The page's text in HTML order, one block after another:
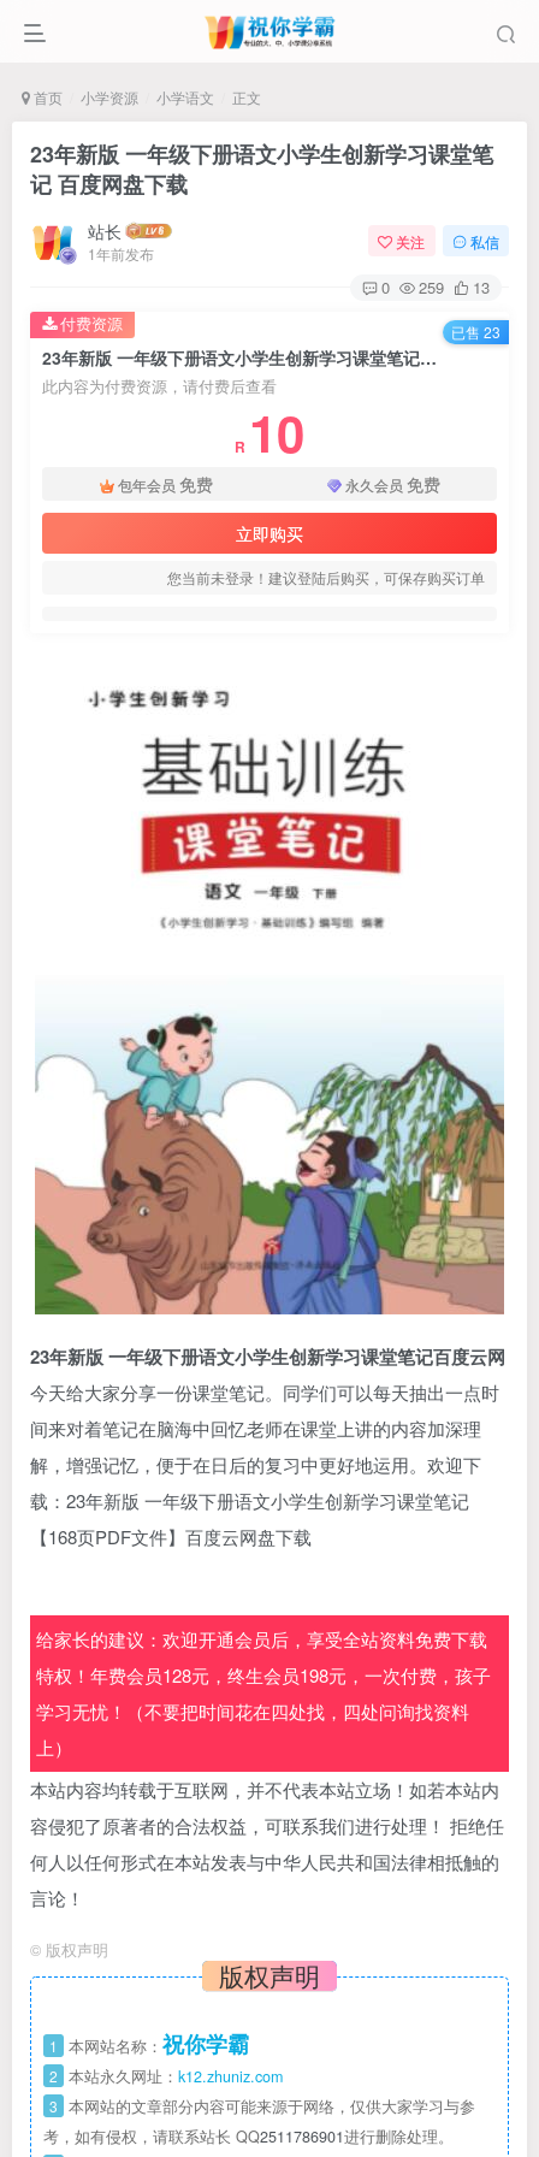
首页 小学资源 小学语文 正文
23年新版 一年级下册语文小学生创新学习课堂笔
记 百度网盘下载
站长
1年前发布
关注 私信
0 259 13
23年新版 一年级下册语文小学生创新学习课堂笔记 百度网盘下载
此内容为付费资源，请付费后查看
R 10
包年会员 免费 永久会员 免费
立即购买
您当前未登录！建议登陆后购买，可保存购买订单
付费资源 已售 23
23年新版 一年级下册语文小学生创新学习课堂笔记百度云网
今天给大家分享一份课堂笔记。同学们可以每天抽出一点时
间来对着笔记在脑海中回忆老师在课堂上讲的内容加深理
解，增强记忆，便于在日后的复习中更好地运用。欢迎下
载：23年新版 一年级下册语文小学生创新学习课堂笔记
【168页PDF文件】百度云网盘下载
给家长的建议：欢迎开通会员后，享受全站资料免费下载
特权！年费会员128元，终生会员198元，一次付费，孩子
学习无忧！（不要把时间花在四处找，四处问询找资料
上）
本站内容均转载于互联网，并不代表本站立场！如若本站内
容侵犯了原著者的合法权益，可联系我们进行处理！ 拒绝任
何人以任何形式在本站发表与中华人民共和国法律相抵触的
言论！
© 版权声明
版权声明
1 本网站名称： 祝你学霸
2 本站永久网址： k12.zhuniz.com
3 本网站的文章部分内容可能来源于网络，仅供大家学习与参
考，如有侵权，请联系站长 QQ2511786901进行删除处理。